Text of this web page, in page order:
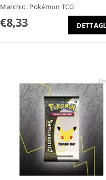
Marchio: Pokémon TCG
€8,33